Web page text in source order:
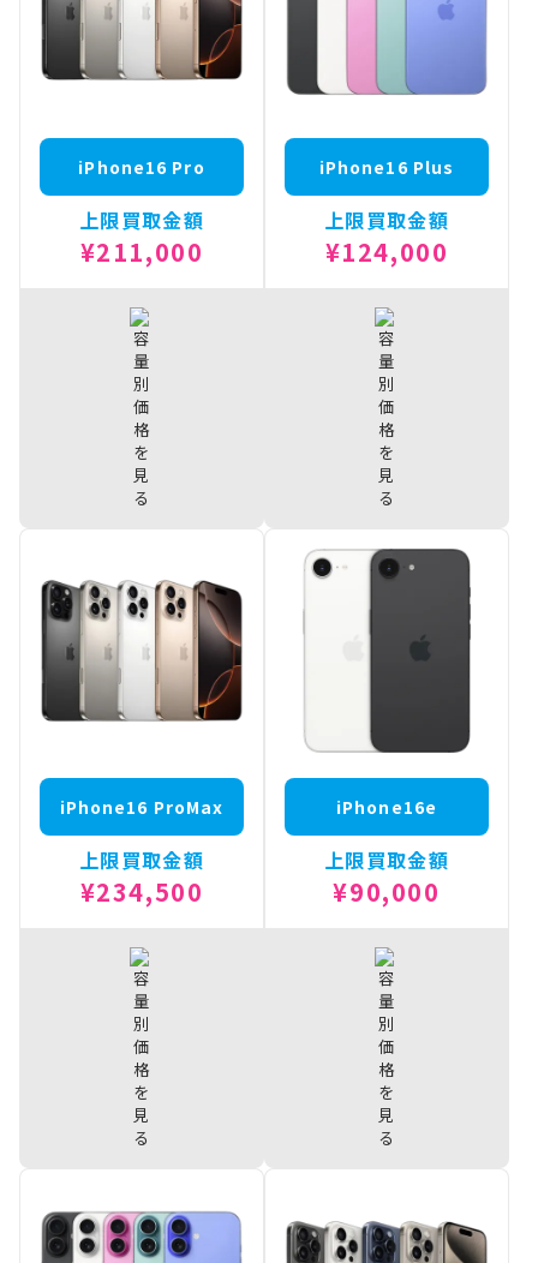
iPhone16 Pro
上限買取金額
¥211,000
Pro 1TB
iPhone16
Pro 512GB
¥195,500
iPhone16
Pro 256GB
¥172,500
iPhone16 Plus
上限買取金額
¥124,000
iPhone16
Plus 512GB
¥124,000
¥117,500
iPhone16 ProMax
上限買取金額
¥234,500
ProMax 1TB
¥234,500
iPhone16e
上限買取金額
¥90,000
512GB